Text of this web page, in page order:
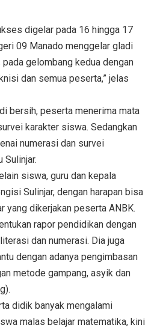
digelar pada 16 hingga 17
09 Manado menggelar gladi
gelombang kedua dengan
dan semua peserta,” jelas
bersih, peserta menerima mata
karakter siswa. Sedangkan
numerasi dan survei
Sulinjar.
siswa, guru dan kepala
Sulinjar, dengan harapan bisa
yang dikerjakan peserta ANBK.
rapor pendidikan dengan
dan numerasi. Dia juga
dengan adanya pengimbasan
metode gampang, asyik dan
didik banyak mengalami
malas belajar matematika, kini